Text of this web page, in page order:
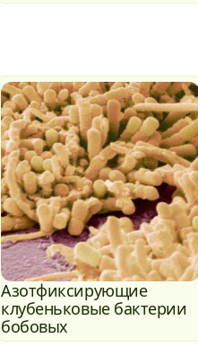
Азотфиксирующие
клубеньковые бактерии
бобовых